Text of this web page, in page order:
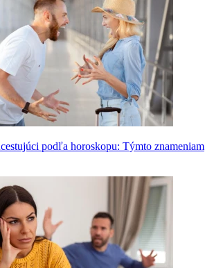
podľa horoskopu: Týmto znameniam